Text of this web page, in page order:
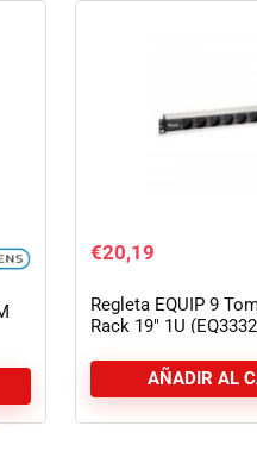
€20,19
Regleta EQUIP 9
Rack 19″ 1U
AÑADIR AL